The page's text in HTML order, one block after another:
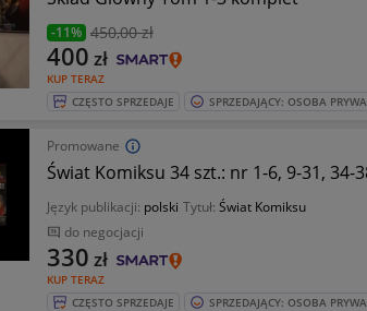
-11% 450,00 zł
KUP TERAZ
400 zł
CZĘSTO SPRZEDAJE SPRZEDAJĄCY: OSOBA
Promowane
Świat Komiksu 34 szt.: nr 1-6, 9-31,
Język publikacji: polski Tytuł: Świat Komiksu
do negocjacji
KUP TERAZ
330 zł
CZĘSTO SPRZEDAJE SPRZEDAJĄCY: OSOBA